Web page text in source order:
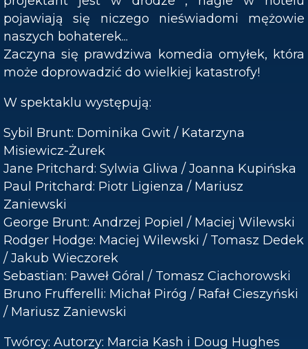
pojawiają się niczego nieświadomi mężowie
naszych bohaterek...
Zaczyna się prawdziwa komedia omyłek, która
może doprowadzić do wielkiej katastrofy!
W spektaklu występują:
Sybil Brunt: Dominika Gwit / Katarzyna
Misiewicz-Żurek
Jane Pritchard: Sylwia Gliwa / Joanna Kupińska
Paul Pritchard: Piotr Ligienza / Mariusz
Zaniewski
George Brunt: Andrzej Popiel / Maciej Wilewski
Rodger Hodge: Maciej Wilewski / Tomasz Dedek
/ Jakub Wieczorek
Sebastian: Paweł Góral / Tomasz Ciachorowski
Bruno Frufferelli: Michał Piróg / Rafał Cieszyński
/ Mariusz Zaniewski
Twórcy: Autorzy: Marcia Kash i Doug Hughes